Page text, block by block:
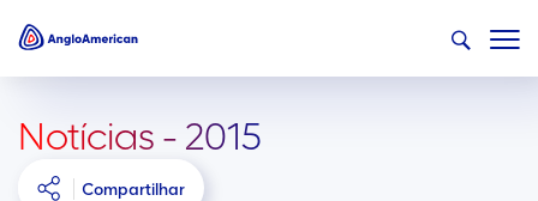
Notícias - 2015
Compartilhar